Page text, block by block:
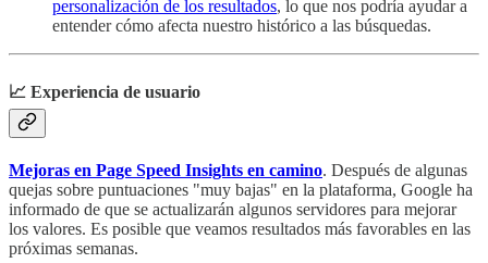
personalización de los resultados, lo que nos podría ayudar a
entender cómo afecta nuestro histórico a las búsquedas.
📈 Experiencia de usuario
Mejoras en Page Speed Insights en camino. Después de algunas
quejas sobre puntuaciones "muy bajas" en la plataforma, Google ha
informado de que se actualizarán algunos servidores para mejorar
los valores. Es posible que veamos resultados más favorables en las
próximas semanas.